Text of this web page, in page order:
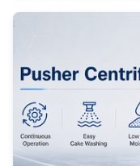
rắn tinh thể khỏi